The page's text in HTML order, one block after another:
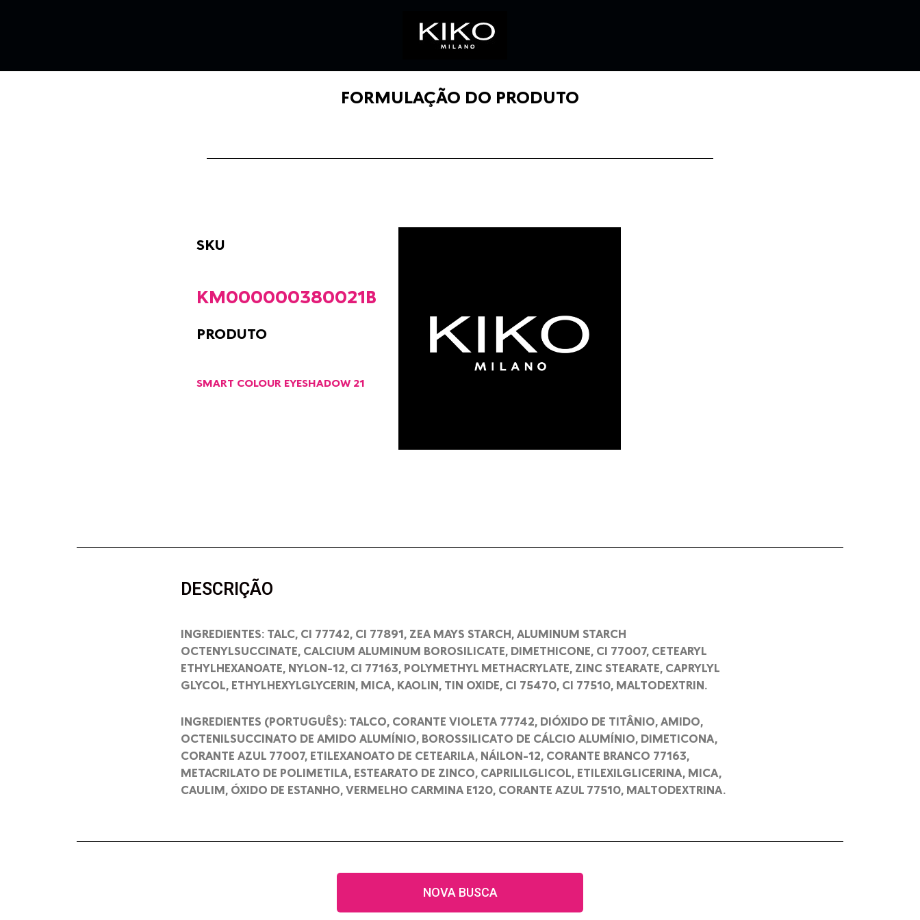
FORMULAÇÃO DO PRODUTO
SKU
KM000000380021B
PRODUTO
SMART COLOUR EYESHADOW 21
DESCRIÇÃO
INGREDIENTES: TALC, CI 77742, CI 77891, ZEA MAYS STARCH, ALUMINUM STARCH
OCTENYLSUCCINATE, CALCIUM ALUMINUM BOROSILICATE, DIMETHICONE, CI 77007, CETEARYL
ETHYLHEXANOATE, NYLON-12, CI 77163, POLYMETHYL METHACRYLATE, ZINC STEARATE, CAPRYLYL
GLYCOL, ETHYLHEXYLGLYCERIN, MICA, KAOLIN, TIN OXIDE, CI 75470, CI 77510, MALTODEXTRIN.
INGREDIENTES (PORTUGUÊS): TALCO, CORANTE VIOLETA 77742, DIÓXIDO DE TITÂNIO, AMIDO,
OCTENILSUCCINATO DE AMIDO ALUMÍNIO, BOROSSILICATO DE CÁLCIO ALUMÍNIO, DIMETICONA,
CORANTE AZUL 77007, ETILEXANOATO DE CETEARILA, NÁILON-12, CORANTE BRANCO 77163,
METACRILATO DE POLIMETILA, ESTEARATO DE ZINCO, CAPRILILGLICOL, ETILEXILGLICERINA, MICA,
CAULIM, ÓXIDO DE ESTANHO, VERMELHO CARMINA E120, CORANTE AZUL 77510, MALTODEXTRINA.
NOVA BUSCA